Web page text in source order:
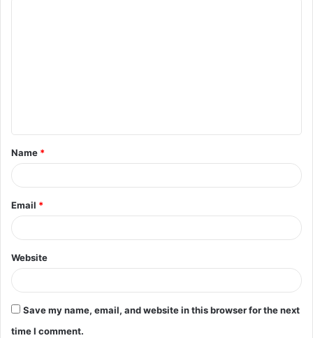
t
*
Name *
Email *
Website
Save my name, email, and website in this browser for the next
time I comment.